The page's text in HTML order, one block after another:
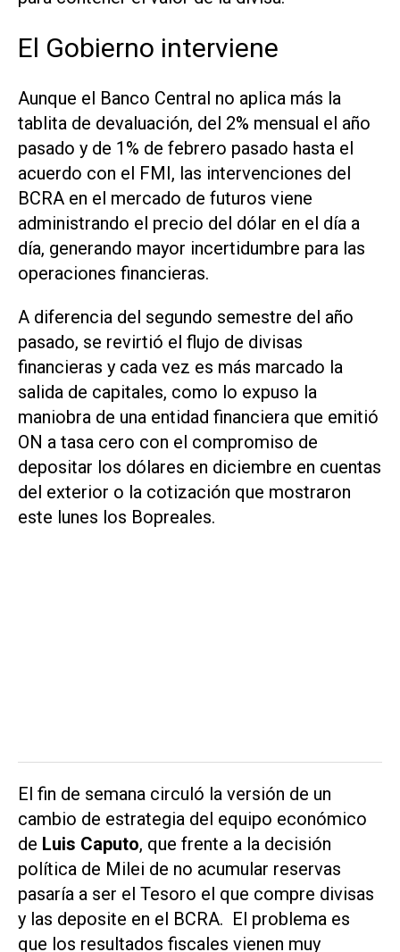
El Gobierno interviene
Aunque el Banco Central no aplica más la
tablita de devaluación, del 2% mensual el año
pasado y de 1% de febrero pasado hasta el
acuerdo con el FMI, las intervenciones del
BCRA en el mercado de futuros viene
administrando el precio del dólar en el día a
día, generando mayor incertidumbre para las
operaciones financieras.
A diferencia del segundo semestre del año
pasado, se revirtió el flujo de divisas
financieras y cada vez es más marcado la
salida de capitales, como lo expuso la
maniobra de una entidad financiera que emitió
ON a tasa cero con el compromiso de
depositar los dólares en diciembre en cuentas
del exterior o la cotización que mostraron
este lunes los Bopreales.
El fin de semana circuló la versión de un
cambio de estrategia del equipo económico
de Luis Caputo, que frente a la decisión
política de Milei de no acumular reservas
pasaría a ser el Tesoro el que compre divisas
y las deposite en el BCRA. El problema es
que los resultados fiscales vienen muy